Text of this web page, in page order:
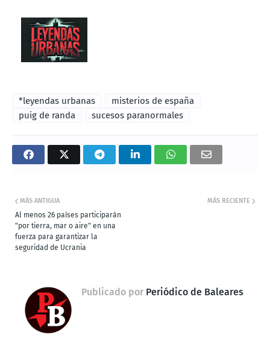
*leyendas urbanas
misterios de españa
puig de randa
sucesos paranormales
MÁS RECIENTE
MÁS ANTIGUA
Al menos 26 países participarán
"por tierra, mar o aire" en una
fuerza para garantizar la
seguridad de Ucrania
Publicado por Periódico de Baleares